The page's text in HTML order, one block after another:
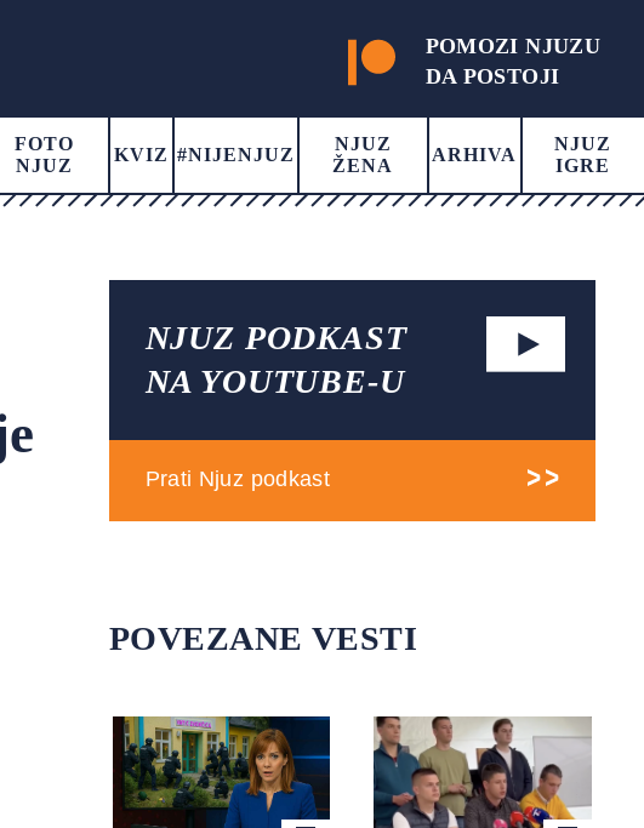
POMOZI NJUZU
DA POSTOJI
FOTO
NJUZ
KVIZ #NIJENJUZ
NJUZ
ŽENA
ARHIVA
NJUZ
IGRE
NJUZ PODKAST
NA YOUTUBE-U
Prati Njuz podkast
POVEZANE VESTI